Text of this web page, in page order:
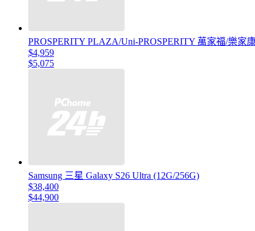
PROSPERITY PLAZA/Uni-PROSPERITY 萬家福/樂家
$4,959
$5,075
Samsung 三星 Galaxy S26 Ultra (12G/256G)
$38,400
$44,900